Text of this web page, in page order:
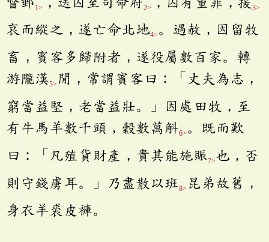
1> 2> 3>
哀而縱之，遂亡命北地4> 。遇赦，因留牧
畜，賓客多歸附者，遂役屬數百家。轉
游隴漢5> 閒，常謂賓客曰：「丈夫為志，
窮當益堅，老當益壯。」因處田牧，至
有牛馬羊數千頭，穀數萬斛6> 。既而歎
曰：「凡殖貨財產，貴其能施賑7>也，否
則守錢虜耳。」乃盡散以班8> 昆弟故舊，
身衣羊裘皮褲。